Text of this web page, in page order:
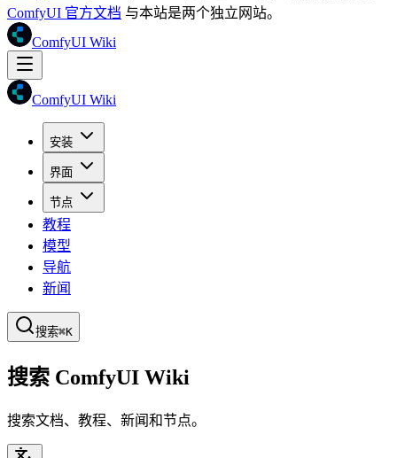
ComfyUI 官方文档 与本站是两个独立网站。
ComfyUI Wiki
ComfyUI Wiki
安装
界面
节点
教程
模型
导航
新闻
搜索⌘K
搜索 ComfyUI Wiki
搜索文档、教程、新闻和节点。